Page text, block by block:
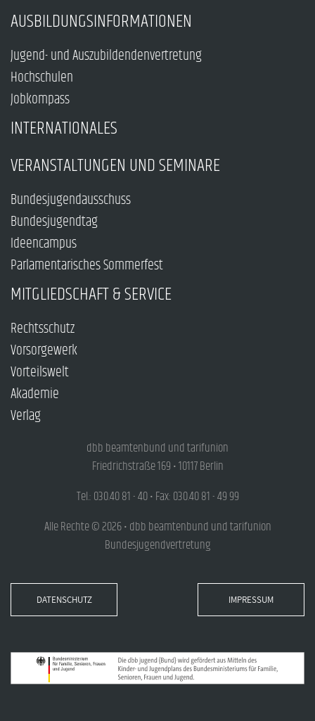
AUSBILDUNGSINFORMATIONEN
Jugend- und Auszubildendenvertretung
Hochschulen
Jobkompass
INTERNATIONALES
VERANSTALTUNGEN UND SEMINARE
Bundesjugendausschuss
Bundesjugendtag
Ideencampus
Parlamentarisches Sommerfest
MITGLIEDSCHAFT & SERVICE
Rechtsschutz
Vorsorgewerk
Vorteilswelt
Akademie
Verlag
dbb beamtenbund und tarifunion
Friedrichstraße 169 • 10117 Berlin
Tel.: 030.40 81 - 40 • Fax: 030.40 81 - 49 99
Alle Rechte © 2026 • dbb beamtenbund und tarifunion
Bundesjugendvertretung
DATENSCHUTZ IMPRESSUM